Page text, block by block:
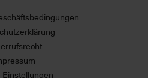
Einstellungen